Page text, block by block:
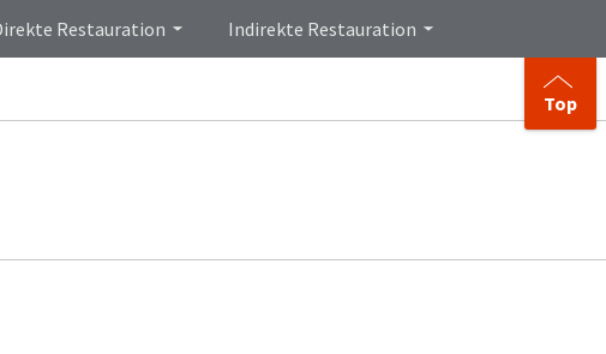
Restauration Indirekte Restauration
Top